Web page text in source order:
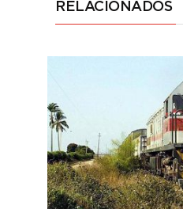
RELACIONADOS